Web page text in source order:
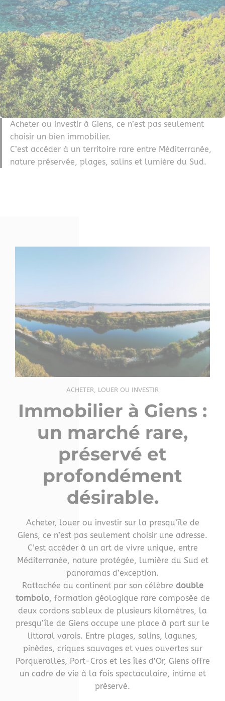
Acheter ou investir à Giens, ce n’est pas seulement
choisir un bien immobilier.
C’est accéder à un territoire rare entre Méditerranée,
nature préservée, plages, salins et lumière du Sud.
ACHETER, LOUER OU INVESTIR
Immobilier à Giens :
un marché rare,
préservé et
profondément
désirable.
Acheter, louer ou investir sur la presqu’île de
Giens, ce n’est pas seulement choisir une adresse.
C’est accéder à un art de vivre unique, entre
Méditerranée, nature protégée, lumière du Sud et
panoramas d’exception.
Rattachée au continent par son célèbre double
tombolo, formation géologique rare composée de
deux cordons sableux de plusieurs kilomètres, la
presqu’île de Giens occupe une place à part sur le
littoral varois. Entre plages, salins, lagunes,
pinèdes, criques sauvages et vues ouvertes sur
Porquerolles, Port-Cros et les îles d’Or, Giens offre
un cadre de vie à la fois spectaculaire, intime et
préservé.